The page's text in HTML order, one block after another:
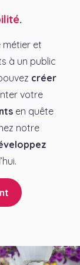
.
métier et
à un public
créer
votre
en quête
notre